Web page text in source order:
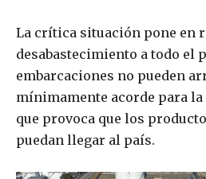
La crítica situación pone en
desabastecimiento a todo el
embarcaciones no pueden
mínimamente acorde para
que provoca que los
puedan llegar al país.